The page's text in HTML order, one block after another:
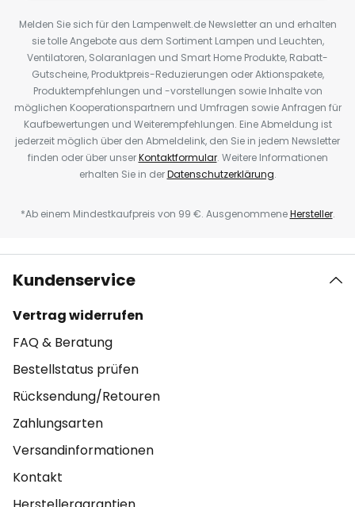
Melden Sie sich für den Lampenwelt.de Newsletter an und erhalten
sie tolle Angebote aus dem Sortiment Lampen und Leuchten,
Ventilatoren, Solaranlagen und Smart Home Produkte, Rabatt-
Gutscheine, Produktpreis-Reduzierungen oder Aktionspakete,
Produktempfehlungen und -vorstellungen sowie Inhalte von
möglichen Kooperationspartnern und Umfragen sowie Anfragen für
Kaufbewertungen und Weiterempfehlungen. Eine Abmeldung ist
jederzeit möglich über den Abmeldelink, den Sie in jedem Newsletter
finden oder über unserKontaktformular. Weitere Informationen
erhalten Sie in derDatenschutzerklärung.
*Ab einem Mindestkaufpreis von 99 €. AusgenommeneHersteller.
Kundenservice
Vertrag widerrufen
FAQ & Beratung
Bestellstatus prüfen
Rücksendung/Retouren
Zahlungsarten
Versandinformationen
Kontakt